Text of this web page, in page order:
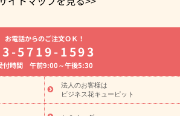
お祝いの花特集
誕生日フラワーギフト特集
キキョウ)
開店・開業祝い
悔やみ お供え・お悔やみの花
夜・葬儀に贈る花 胡蝶蘭・花鉢
のイベント
ひまわり ギフト・プレゼント
盆） 季節のイベント
お盆 花（新
新盆・初盆）
お盆・お供え 花とセットギ
お電話からのご注文ＯＫ！
5719-1593
付時間 午前9:00～午後5:30
法人のお客様は
ビジネス花キューピット